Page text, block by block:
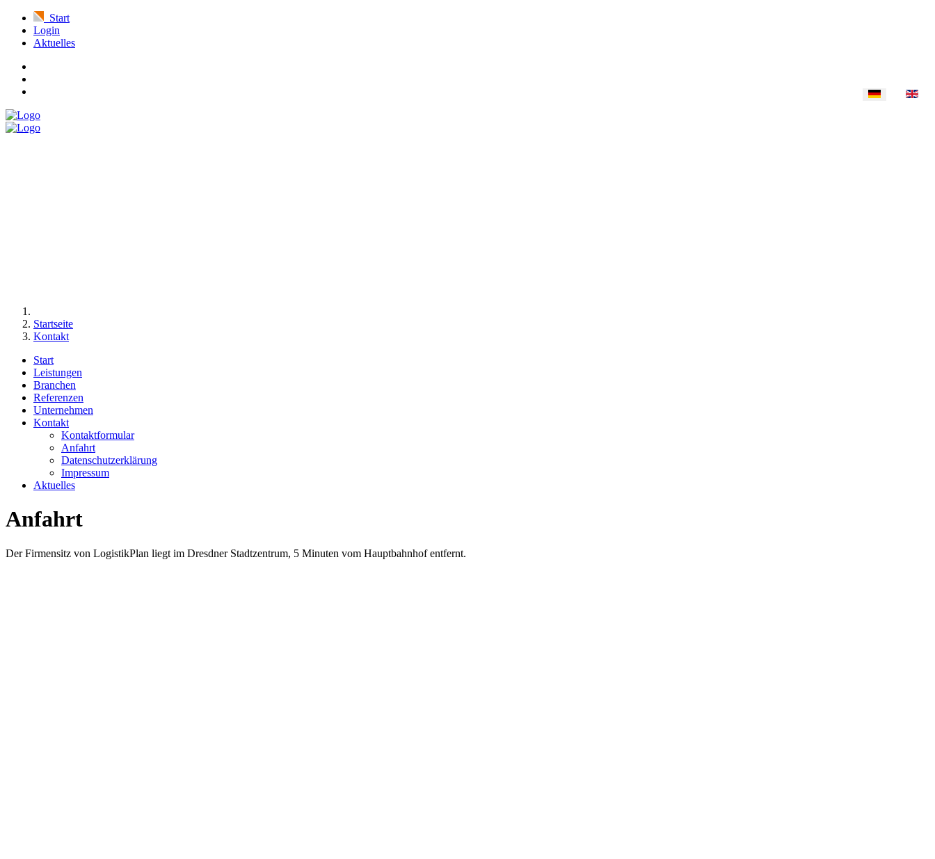
Start
Login
Aktuelles
Startseite
Kontakt
Start
Leistungen
Branchen
Referenzen
Unternehmen
Kontakt
Kontaktformular
Anfahrt
Datenschutzerklärung
Impressum
Aktuelles
Anfahrt
Der Firmensitz von LogistikPlan liegt im Dresdner Stadtzentrum, 5 Minuten vom Hauptbahnhof entfernt.